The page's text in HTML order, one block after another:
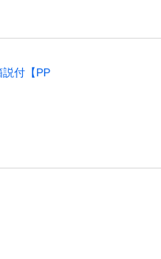
付【PP